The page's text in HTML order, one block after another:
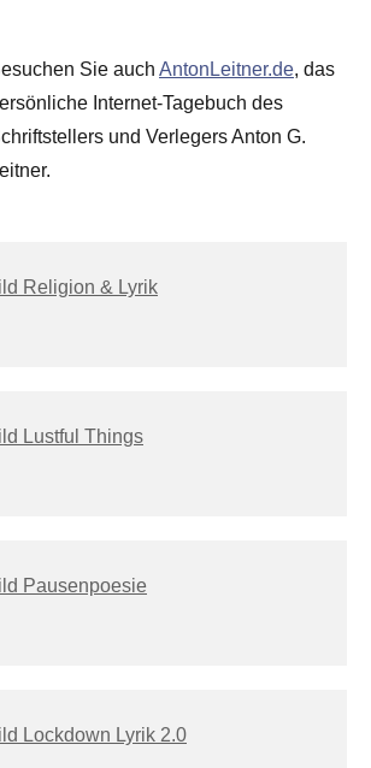
Sie auch AntonLeitner.de, das
Internet-Tagebuch des
und Verlegers Anton G.